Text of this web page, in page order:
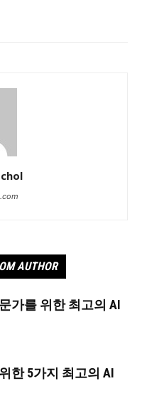
AUTHOR
가를 위한 최고의 AI
한 5가지 최고의 AI